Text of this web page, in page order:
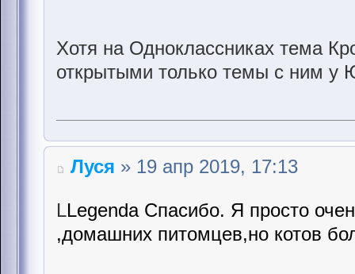
Хотя на Одноклассниках тема
открытыми только темы с ним у
Луся » 19 апр 2019, 17:13
LLegenda Спасибо. Я просто
,домашних питомцев,но котов